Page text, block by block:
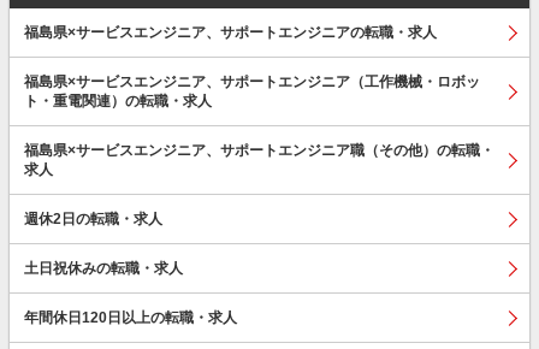
福島県×サービスエンジニア、サポートエンジニアの転職・求人
福島県×サービスエンジニア、サポートエンジニア（工作機械・ロボッ
ト・重電関連）の転職・求人
福島県×サービスエンジニア、サポートエンジニア職（その他）の転職・
求人
週休2日の転職・求人
土日祝休みの転職・求人
年間休日120日以上の転職・求人